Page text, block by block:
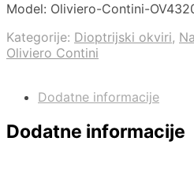
Model: Oliviero-Contini-
Kategorije: Dioptrijski okviri,
Oliviero Contini
Dodatne informacije
Dodatne informacije